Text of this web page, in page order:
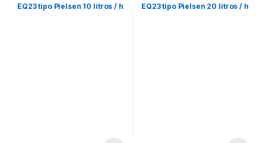
EQ23 tipo Pielsen 10 litros / h EQ23 tipo Pielsen 20 litros / h